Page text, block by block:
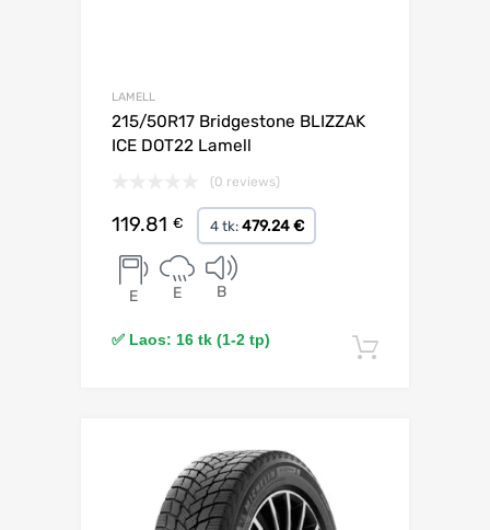
LAMELL
215/50R17 Bridgestone BLIZZAK
ICE DOT22 Lamell
(0 reviews)
119.81 € 4 tk: 479.24 €
E E B
✅ Laos: 16 tk (1-2 tp)